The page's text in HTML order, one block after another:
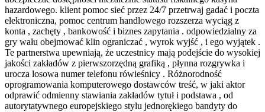
hazardowego. klient pomoc sieć przez 24/7 przetrwaj gadać i poczta
elektroniczna, pomoc centrum handlowego rozszerza wyciąg z
konta , zachęty , bankowość i biznes zapytania . odpowiedzialny za
gry wału obejmować klin ograniczać , wyrok wyjść , i ego wyjątek .
Te partnerstwa upewniają, że uczestnicy mają podejście do wysokiej
jakości zakładów z pierwszorzędną grafiką , płynna rozgrywka i
urocza losowa numer telefonu rówieśnicy . Różnorodność
oprogramowania komputerowego dostawców treść, w jaki aktor
odprawić odmienny stawiania zakładów tytuł i podstawa , od
autorytatywnego europejskiego stylu jednorękiego bandyty do